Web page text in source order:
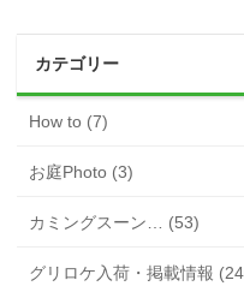
カテゴリー
How to (7)
お庭Photo (3)
カミングスーン… (53)
グリロケ入荷・掲載情報